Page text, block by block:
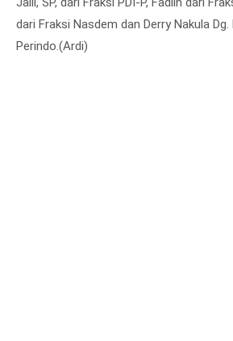
dari Fraksi Nasdem dan Derry Nakula
Perindo.(Ardi)